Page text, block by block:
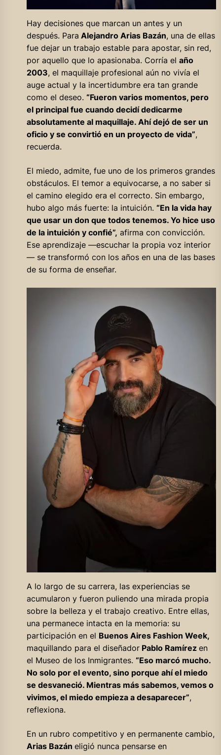
Hay decisiones que marcan un antes y un
después. Para Alejandro Arias Bazán, una de ellas
fue dejar un trabajo estable para apostar, sin red,
por aquello que lo apasionaba. Corría el año
2003, el maquillaje profesional aún no vivía el
auge actual y la incertidumbre era tan grande
como el deseo. “Fueron varios momentos, pero
el principal fue cuando decidí dedicarme
absolutamente al maquillaje. Ahí dejó de ser un
oficio y se convirtió en un proyecto de vida”,
recuerda.
El miedo, admite, fue uno de los primeros grandes
obstáculos. El temor a equivocarse, a no saber si
el camino elegido era el correcto. Sin embargo,
hubo algo más fuerte: la intuición. “En la vida hay
que usar un don que todos tenemos. Yo hice uso
de la intuición y confié”, afirma con convicción.
Ese aprendizaje —escuchar la propia voz interior
— se transformó con los años en una de las bases
de su forma de enseñar.
A lo largo de su carrera, las experiencias se
acumularon y fueron puliendo una mirada propia
sobre la belleza y el trabajo creativo. Entre ellas,
una permanece intacta en la memoria: su
participación en el Buenos Aires Fashion Week,
maquillando para el diseñadorPablo Ramírez en
el Museo de los Inmigrantes. “Eso marcó mucho.
No solo por el evento, sino porque ahí el miedo
se desvaneció. Mientras más sabemos, vemos o
vivimos, el miedo empieza a desaparecer”,
reflexiona.
En un rubro competitivo y en permanente cambio,
Arias Bazán eligió nunca pensarse en